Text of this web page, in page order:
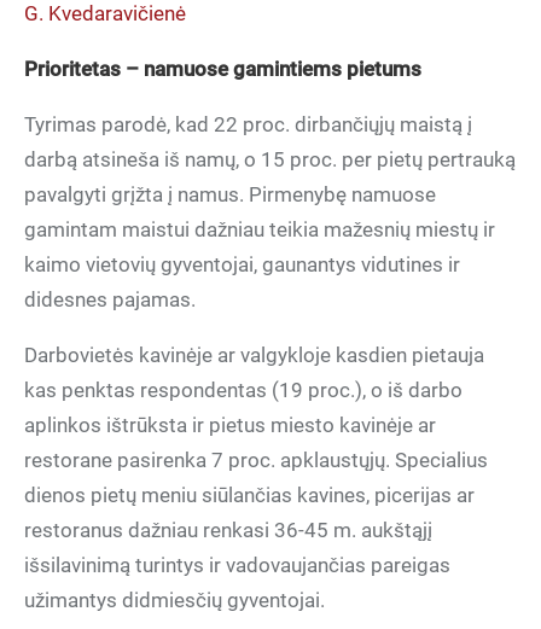
G. Kvedaravičienė
Prioritetas – namuose gamintiems pietums
Tyrimas parodė, kad 22 proc. dirbančiųjų maistą į
darbą atsineša iš namų, o 15 proc. per pietų pertrauką
pavalgyti grįžta į namus. Pirmenybę namuose
gamintam maistui dažniau teikia mažesnių miestų ir
kaimo vietovių gyventojai, gaunantys vidutines ir
didesnes pajamas.
Darbovietės kavinėje ar valgykloje kasdien pietauja
kas penktas respondentas (19 proc.), o iš darbo
aplinkos ištrūksta ir pietus miesto kavinėje ar
restorane pasirenka 7 proc. apklaustųjų. Specialius
dienos pietų meniu siūlančias kavines, picerijas ar
restoranus dažniau renkasi 36-45 m. aukštąjį
išsilavinimą turintys ir vadovaujančias pareigas
užimantys didmiesčių gyventojai.